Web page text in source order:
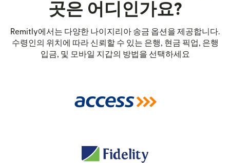
곳은 어디인가요?
Remitly에서는 다양한 나이지리아 송금 옵션을 제공합니다.
수령인의 위치에 따라 신뢰할 수 있는 은행, 현금 픽업, 은행
입금, 및 모바일 지갑의 방법을 선택하세요